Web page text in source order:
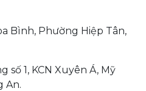
Bình, Phường Hiệp Tân,
số 1, KCN Xuyên Á, Mỹ
An.